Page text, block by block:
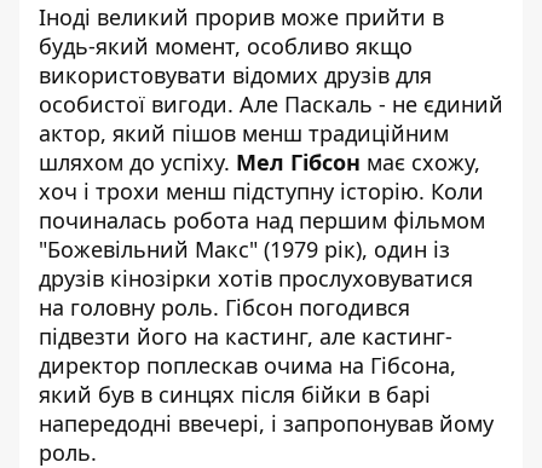
Іноді великий прорив може прийти в
будь-який момент, особливо якщо
використовувати відомих друзів для
особистої вигоди. Але Паскаль - не єдиний
актор, який пішов менш традиційним
шляхом до успіху. Мел Гібсон має схожу,
хоч і трохи менш підступну історію. Коли
починалась робота над першим фільмом
"Божевільний Макс" (1979 рік), один із
друзів кінозірки хотів прослуховуватися
на головну роль. Гібсон погодився
підвезти його на кастинг, але кастинг-
директор поплескав очима на Гібсона,
який був в синцях після бійки в барі
напередодні ввечері, і запропонував йому
роль.